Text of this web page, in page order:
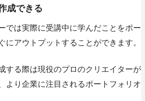
成できる
では実際に受講中に学んだことをポー
にアウトプットすることができます。
する際は現役のプロのクリエイターが
より企業に注目されるポートフォリオ